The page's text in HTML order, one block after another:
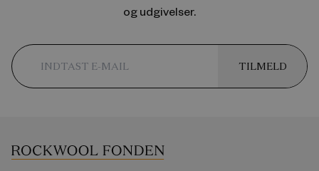
og udgivelser.
TILMELD